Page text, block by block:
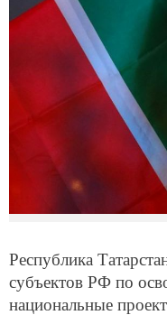
Республика
субъектов РФ по
национальные